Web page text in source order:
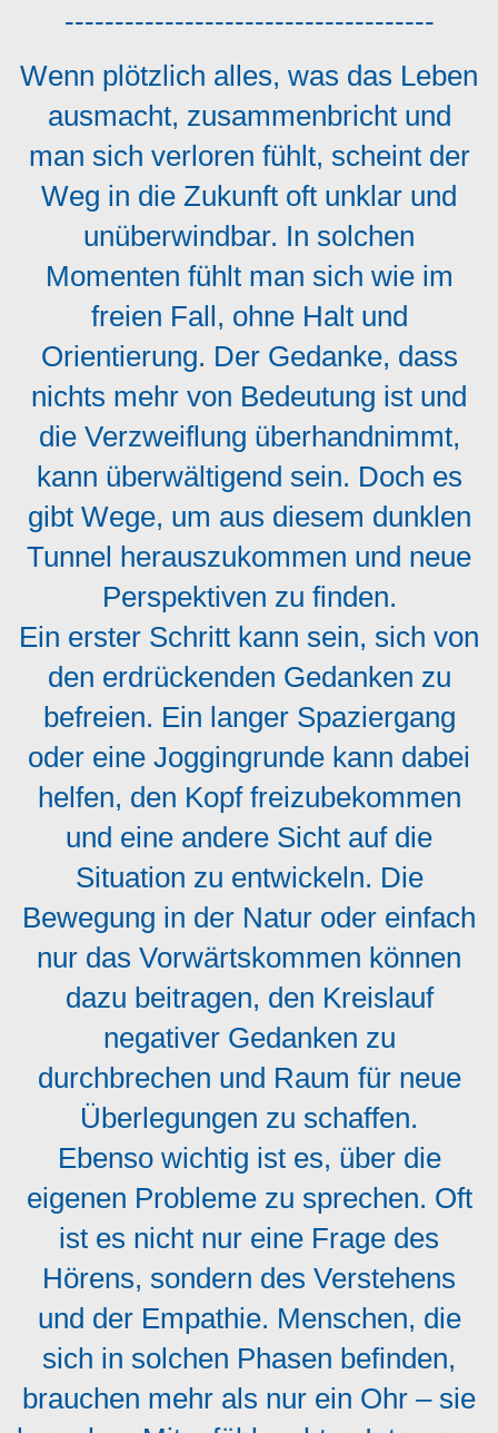
-------------------------------------
Wenn plötzlich alles, was das Leben
ausmacht, zusammenbricht und
man sich verloren fühlt, scheint der
Weg in die Zukunft oft unklar und
unüberwindbar. In solchen
Momenten fühlt man sich wie im
freien Fall, ohne Halt und
Orientierung. Der Gedanke, dass
nichts mehr von Bedeutung ist und
die Verzweiflung überhandnimmt,
kann überwältigend sein. Doch es
gibt Wege, um aus diesem dunklen
Tunnel herauszukommen und neue
Perspektiven zu finden.
Ein erster Schritt kann sein, sich von
den erdrückenden Gedanken zu
befreien. Ein langer Spaziergang
oder eine Joggingrunde kann dabei
helfen, den Kopf freizubekommen
und eine andere Sicht auf die
Situation zu entwickeln. Die
Bewegung in der Natur oder einfach
nur das Vorwärtskommen können
dazu beitragen, den Kreislauf
negativer Gedanken zu
durchbrechen und Raum für neue
Überlegungen zu schaffen.
Ebenso wichtig ist es, über die
eigenen Probleme zu sprechen. Oft
ist es nicht nur eine Frage des
Hörens, sondern des Verstehens
und der Empathie. Menschen, die
sich in solchen Phasen befinden,
brauchen mehr als nur ein Ohr – sie